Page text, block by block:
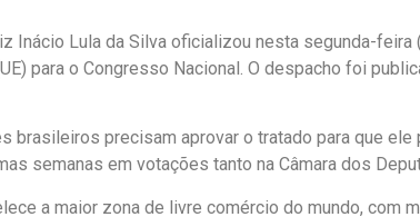
Inácio Lula da Silva oficializou nesta segunda-
para o Congresso Nacional. O despacho foi
brasileiros precisam aprovar o tratado para que
semanas em votações tanto na Câmara dos
a maior zona de livre comércio do mundo, com